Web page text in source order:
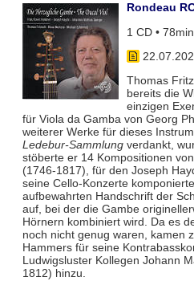
Rondeau
1 CD •
Thomas
bereits die
einzigen
für Viola da Gamba von Georg
weiterer Werke für dieses
Ledebur-Sammlungverdankt,
stöberte er 14 Kompositionen
(1746-1817), für den Joseph
seine Cello-Konzerte
aufbewahrten Handschrift der
auf, bei der die Gambe
Hörnern kombiniert wird. Da es
noch nicht genug waren, kamen
Hammers für seine
Ludwigsluster Kollegen Johann
1812) hinzu.